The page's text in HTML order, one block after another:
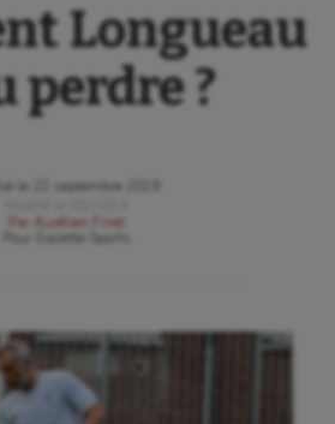
Longueau
perdre ?
le
22 septembre 2019
Par
Aurélien Finet
Gazette Sports